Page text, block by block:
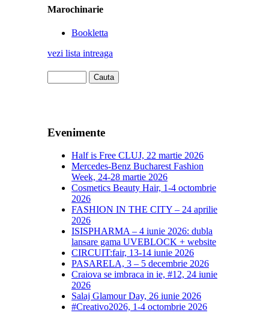
Marochinarie
Bookletta
vezi lista intreaga
Evenimente
Half is Free CLUJ, 22 martie 2026
Mercedes-Benz Bucharest Fashion
Week, 24-28 martie 2026
Cosmetics Beauty Hair, 1-4 octombrie
2026
FASHION IN THE CITY – 24 aprilie
2026
ISISPHARMA – 4 iunie 2026: dubla
lansare gama UVEBLOCK + website
CIRCUIT:fair, 13-14 iunie 2026
PASARELA, 3 – 5 decembrie 2026
Craiova se imbraca in ie, #12, 24 iunie
2026
Salaj Glamour Day, 26 iunie 2026
#Creativo2026, 1-4 octombrie 2026